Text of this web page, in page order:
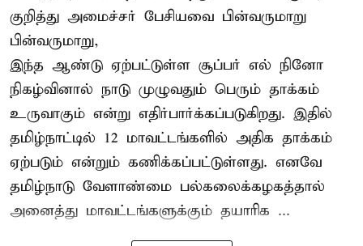
குறித்து அமைச்சர் பேசியவை பின்வருமாறு
பின்வருமாறு,
இந்த ஆண்டு ஏற்பட்டுள்ள சூப்பர் எல் நினோ
நிகழ்வினால் நாடு முழுவதும் பெரும் தாக்கம்
உருவாகும் என்று எதிர்பார்க்கப்படுகிறது. இதில்
தமிழ்நாட்டில் 12 மாவட்டங்களில் அதிக தாக்கம்
ஏற்படும் என்றும் கணிக்கப்பட்டுள்ளது. எனவே
தமிழ்நாடு வேளாண்மை பல்கலைக்கழகத்தால்
அனைத்து மாவட்டங்களுக்கும் தயாரிக ...